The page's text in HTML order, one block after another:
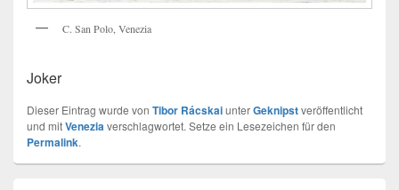
C. San Polo, Venezia
Joker
Dieser Eintrag wurde von Tibor RácskaiunterGeknipstveröffentlicht
und mitVeneziaverschlagwortet. Setze ein Lesezeichen für den
Permalink.